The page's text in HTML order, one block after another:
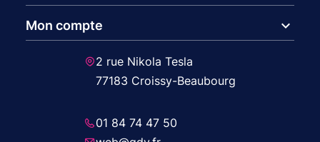
Mon compte expand_more
2 rue Nikola Tesla
77183 Croissy-Beaubourg
01 84 74 47 50